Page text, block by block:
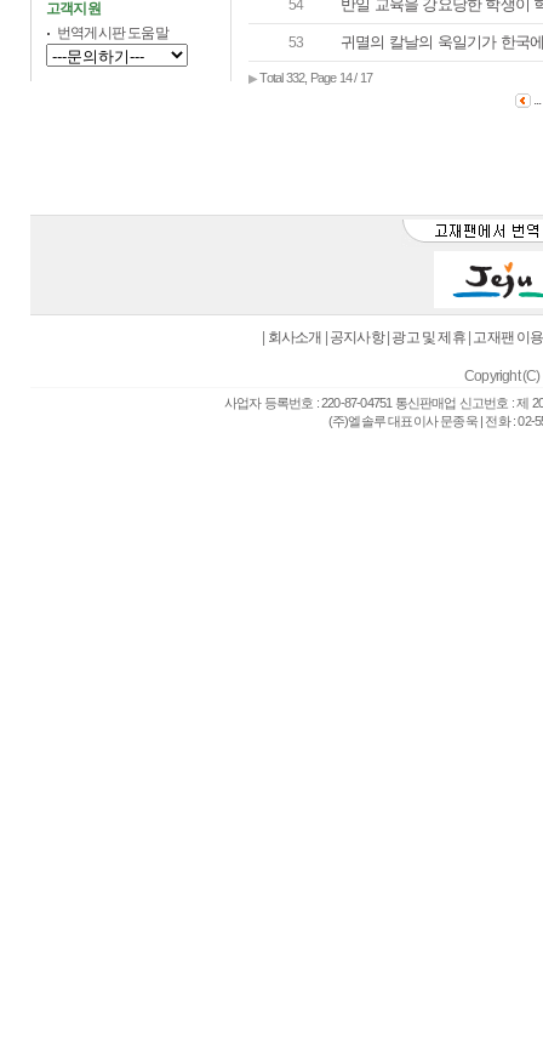
고객지원
번역게시판 도움말
54 반일 교육을 강요당한 학생이
53 귀멸의 칼날의 욱일기가 한국
▶ Total 332, Page 14 / 17
...
회사소개 공지사항| 광고 및 제휴| 고재팬 이
Copyright (C)
사업자 등록번호 : 220-87-04751 통신판매업 신고번호 : 제
(주)엘솔루 대표이사 문종욱 | 전화 : 02-